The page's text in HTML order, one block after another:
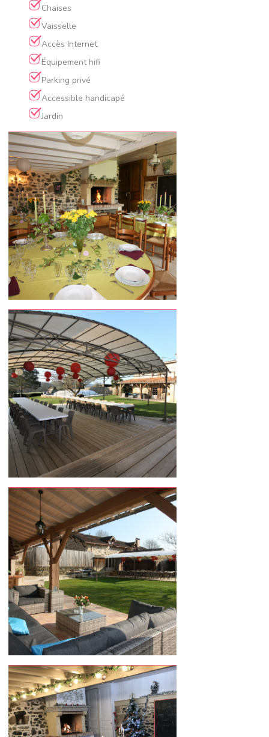
Chaises
Vaisselle
Accès Internet
Équipement hifi
Parking privé
Accessible handicapé
Jardin